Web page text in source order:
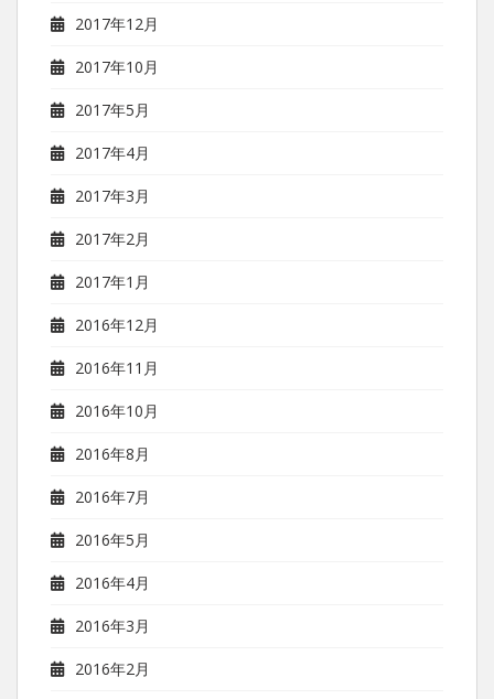
2017年12月
2017年10月
2017年5月
2017年4月
2017年3月
2017年2月
2017年1月
2016年12月
2016年11月
2016年10月
2016年8月
2016年7月
2016年5月
2016年4月
2016年3月
2016年2月